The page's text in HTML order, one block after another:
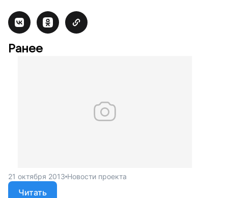
Ранее
21 октября 2013 Новости проекта
Читать